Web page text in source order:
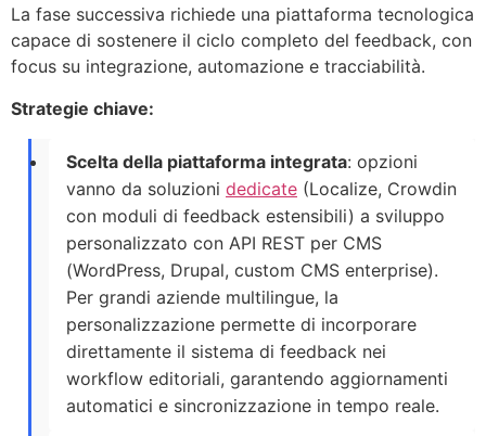
La fase successiva richiede una piattaforma tecnologica
capace di sostenere il ciclo completo del feedback, con
focus su integrazione, automazione e tracciabilità.
Strategie chiave:
Scelta della piattaforma integrata: opzioni
vanno da soluzioni dedicate (Localize, Crowdin
con moduli di feedback estensibili) a sviluppo
personalizzato con API REST per CMS
(WordPress, Drupal, custom CMS enterprise).
Per grandi aziende multilingue, la
personalizzazione permette di incorporare
direttamente il sistema di feedback nei
workflow editoriali, garantendo aggiornamenti
automatici e sincronizzazione in tempo reale.